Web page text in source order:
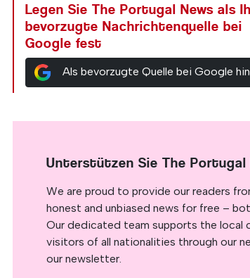
Legen Sie The Portugal News als
bevorzugte Nachrichtenquelle bei
Google fest
Als bevorzugte Quelle bei Google
Unterstützen Sie The Portugal
We are proud to provide our readers
honest and unbiased news for free –
Our dedicated team supports the local
visitors of all nationalities through our
our newsletter.